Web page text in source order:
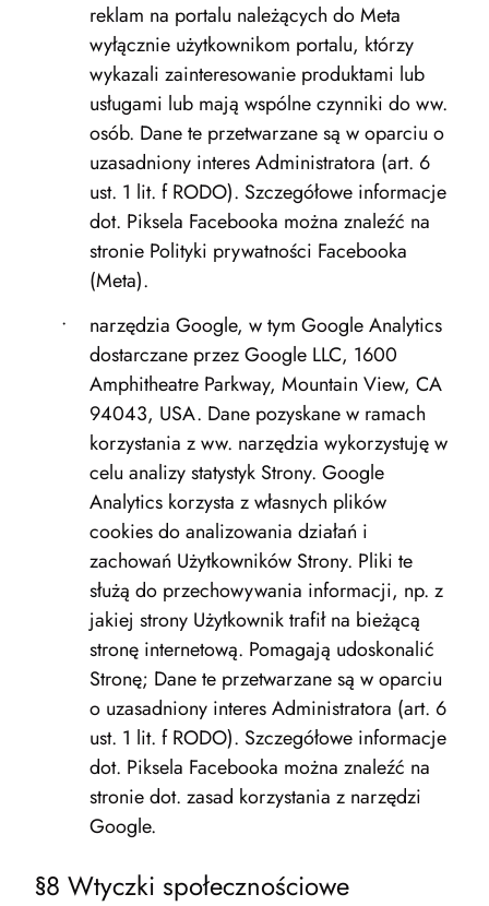
reklam na portalu należących do Meta
wyłącznie użytkownikom portalu, którzy
wykazali zainteresowanie produktami lub
usługami lub mają wspólne czynniki do ww.
osób. Dane te przetwarzane są w oparciu o
uzasadniony interes Administratora (art. 6
ust. 1 lit. f RODO). Szczegółowe informacje
dot. Piksela Facebooka można znaleźć na
stronie Polityki prywatności Facebooka
(Meta).
narzędzia Google, w tym Google Analytics
dostarczane przez Google LLC, 1600
Amphitheatre Parkway, Mountain View, CA
94043, USA. Dane pozyskane w ramach
korzystania z ww. narzędzia wykorzystuję w
celu analizy statystyk Strony. Google
Analytics korzysta z własnych plików
cookies do analizowania działań i
zachowań Użytkowników Strony. Pliki te
służą do przechowywania informacji, np. z
jakiej strony Użytkownik trafił na bieżącą
stronę internetową. Pomagają udoskonalić
Stronę; Dane te przetwarzane są w oparciu
o uzasadniony interes Administratora (art. 6
ust. 1 lit. f RODO). Szczegółowe informacje
dot. Piksela Facebooka można znaleźć na
stronie dot. zasad korzystania z narzędzi
Google.
§8 Wtyczki społecznościowe